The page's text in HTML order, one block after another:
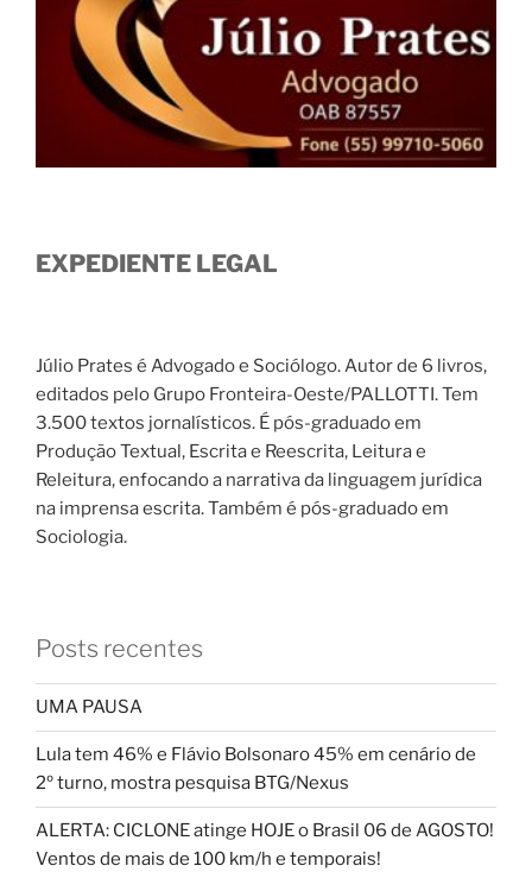
EXPEDIENTE LEGAL
Júlio Prates é Advogado e Sociólogo. Autor de 6 livros,
editados pelo Grupo Fronteira-Oeste/PALLOTTI. Tem
3.500 textos jornalísticos. É pós-graduado em
Produção Textual, Escrita e Reescrita, Leitura e
Releitura, enfocando a narrativa da linguagem jurídica
na imprensa escrita. Também é pós-graduado em
Sociologia.
Posts recentes
UMA PAUSA
Lula tem 46% e Flávio Bolsonaro 45% em cenário de
2º turno, mostra pesquisa BTG/Nexus
ALERTA: CICLONE atinge HOJE o Brasil 06 de AGOSTO!
Ventos de mais de 100 km/h e temporais!